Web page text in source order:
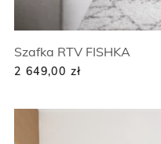
Szafka RTV FISHKA
2 649,00 zł